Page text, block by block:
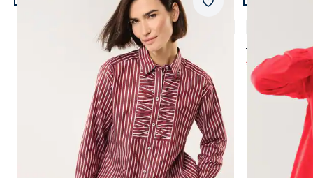
AI
Hemdbluse mit Falteneinsatz
4,0 (7)
ab € 89,99
ab (-50%)
Merkzettel
€ 84,95
€ 37,99 (-
Seite 1 geladen. Zeige Produkte 1 bis 6 von 6.